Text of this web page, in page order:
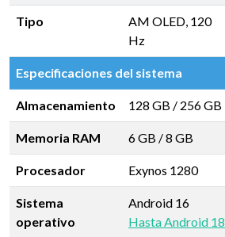
Tipo
AM OLED, 120
Hz
Especificaciones del sistema
Almacenamiento 128 GB / 256 GB
Memoria RAM 6 GB /8 GB
Procesador Exynos 1280
Sistema
operativo
Android 16
Hasta Android 18